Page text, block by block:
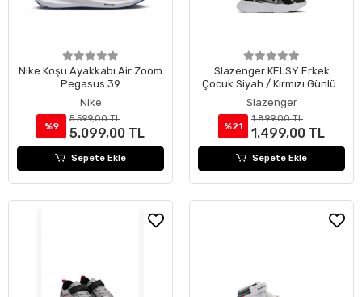
Nike Koşu Ayakkabı Air Zoom
Pegasus 39
Nike
%9
5.599,00 TL
5.099,00 TL
Sepete Ekle
Slazenger KELSY Erkek
Çocuk Siyah / Kırmızı Günlük
Spor Ayakkabısı
Slazenger
%21
1.899,00 TL
1.499,00 TL
Sepete Ekle